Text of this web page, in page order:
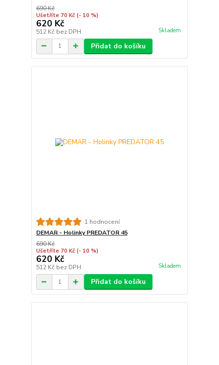
690 Kč
Ušetříte 70 Kč (- 10 %)
620 Kč
512 Kč bez DPH Skladem
Přidat do košíku
1 hodnocení
DEMAR - Holinky PREDATOR 45
690 Kč
Ušetříte 70 Kč (- 10 %)
620 Kč
512 Kč bez DPH Skladem
Přidat do košíku